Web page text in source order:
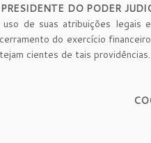
DO PODER
uso de suas atribuições legais
do exercício
cientes de tais providências.